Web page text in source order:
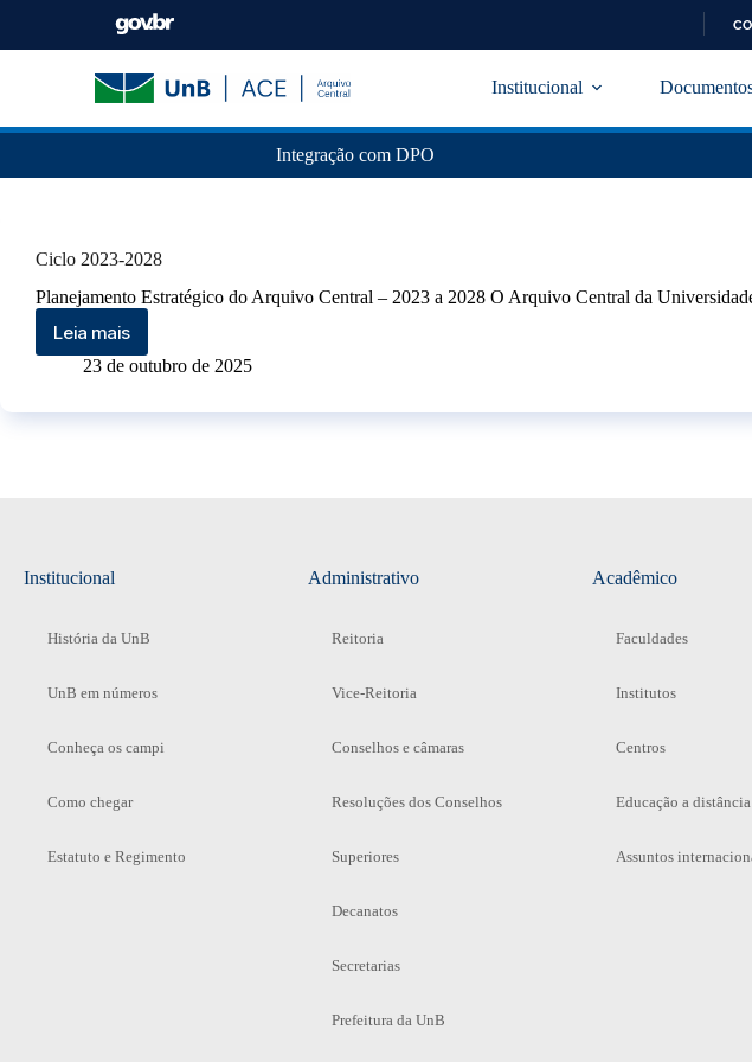
Institucional
Integração com DPO
Ciclo 2023-2028
Planejamento Estratégico do Arquivo Central – 2023 a 2028 O Arquivo Central da
Leia mais
23 de outubro de 2025
Institucional
História da UnB
UnB em números
Conheça os campi
Como chegar
Estatuto e Regimento
Administrativo
Reitoria
Vice-Reitoria
Conselhos e câmaras
Resoluções dos Conselhos
Superiores
Decanatos
Secretarias
Prefeitura da UnB
Acadêmico
Faculdades
Institutos
Centros
Educação a distância
Assuntos